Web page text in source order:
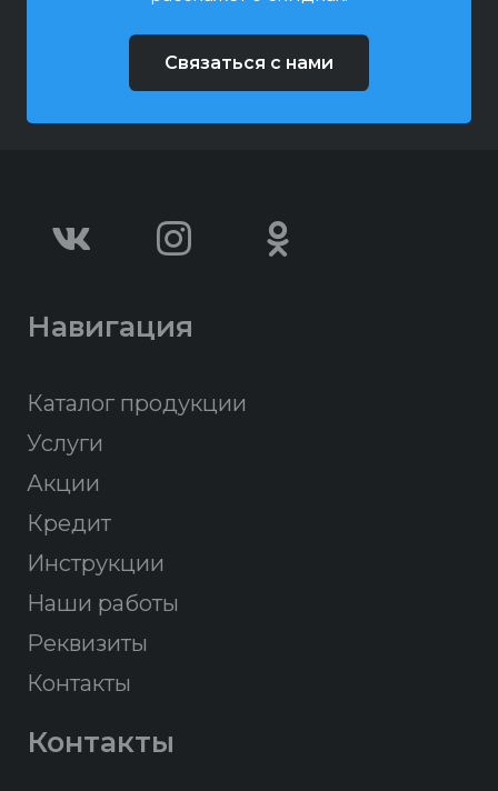
Связаться с нами
Навигация
Каталог продукции
Услуги
Акции
Кредит
Инструкции
Наши работы
Реквизиты
Контакты
Контакты